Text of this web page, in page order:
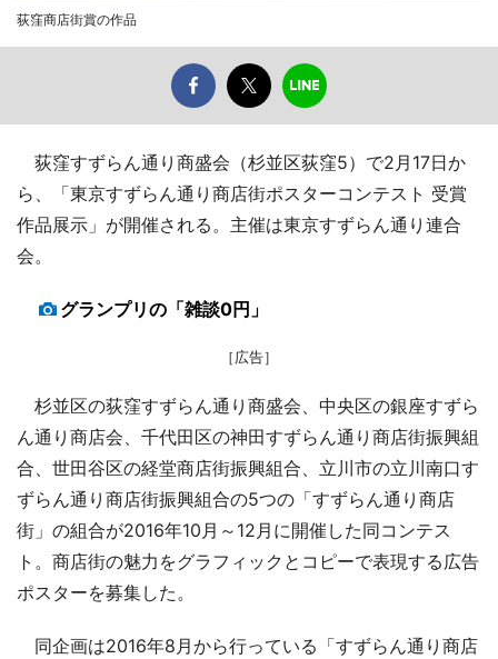
荻窪商店街賞の作品
荻窪すずらん通り商盛会（杉並区荻窪5）で2月17日か
ら、「東京すずらん通り商店街ポスターコンテスト 受賞
作品展示」が開催される。主催は東京すずらん通り連合
会。
グランプリの「雑談0円」
［広告］
杉並区の荻窪すずらん通り商盛会、中央区の銀座すずら
ん通り商店会、千代田区の神田すずらん通り商店街振興組
合、世田谷区の経堂商店街振興組合、立川市の立川南口す
ずらん通り商店街振興組合の5つの「すずらん通り商店
街」の組合が2016年10月～12月に開催した同コンテス
ト。商店街の魅力をグラフィックとコピーで表現する広告
ポスターを募集した。
同企画は2016年8月から行っている「すずらん通り商店